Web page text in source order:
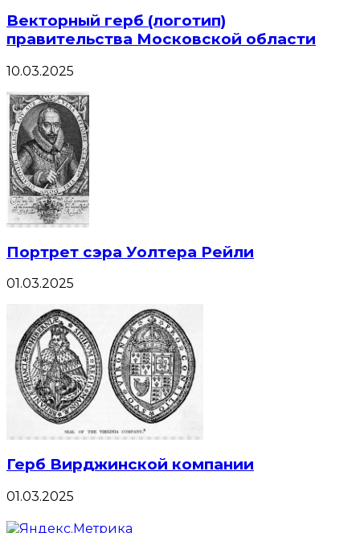
Векторный герб (логотип)
правительства Московской области
10.03.2025
Портрет сэра Уолтера Рейли
01.03.2025
Герб Вирджинской компании
01.03.2025